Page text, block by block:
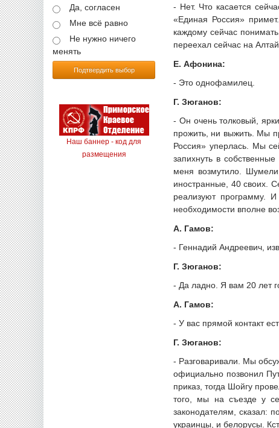
Да, согласен
Мне всё равно
Не нужно ничего
менять
Подтвердить выбор
Наш баннер - код для
размещения
- Нет. Что касается
«Единая Россия»
каждому сейчас
переехал сейчас на
Е. Афонина:
- Это однофамилец.
Г. Зюганов:
- Он очень толковый,
прожить, ни выжить. Мы
Россия» уперлась. Мы
запихнуть в
меня возмутило.
иностранные, 40 своих.
реализуют программу.
необходимости вполне
А. Гамов:
- Геннадий Андреевич,
Г. Зюганов:
- Да ладно. Я вам 20 лет
А. Гамов:
- У вас прямой контакт
Г. Зюганов:
- Разговаривали. Мы
официально позвонил
приказ, тогда Шойгу
того, мы на съезде у
законодателям, сказал:
украинцы, и белорусы.